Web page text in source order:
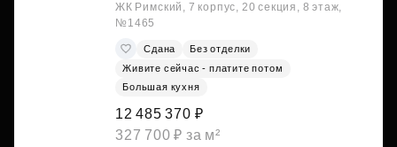
ЖК Римский, 7 корпус, 20 секция, 8 этаж,
№1465
Сдана
Без отделки
Живите сейчас - платите потом
Большая кухня
12 485 370 ₽
327 700 ₽ за м²